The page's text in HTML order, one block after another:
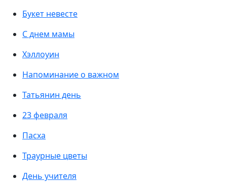
Букет невесте
С днем мамы
Хэллоуин
Напоминание о важном
Татьянин день
23 февраля
Пасха
Траурные цветы
День учителя